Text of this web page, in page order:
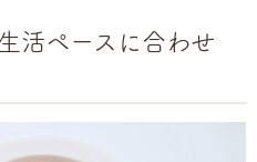
活ペースに合わせ